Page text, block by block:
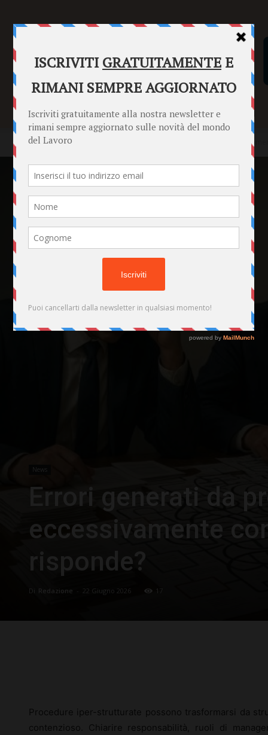
SENTENZE FORMULARI PUNTO INFORMAZIONI
Home News Errori generati da procedure aziendali
News
Errori generati da
eccessivamente
risponde?
Di Redazione 22 Giugno 2026 17
Procedure iper-strutturate possono trasformarsi da
contenzioso. Chiarire responsabilità, ruoli di